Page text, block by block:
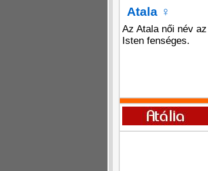
Atala ♀
Az Atala női név
Isten fenséges.